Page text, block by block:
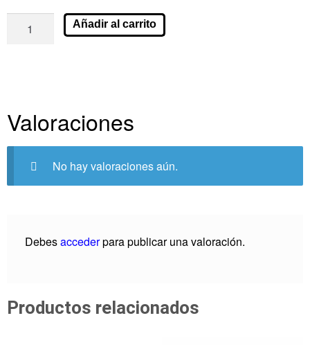
Añadir al carrito
Valoraciones
No hay valoraciones aún.
Debesaccederpara publicar una valoración.
Productos relacionados